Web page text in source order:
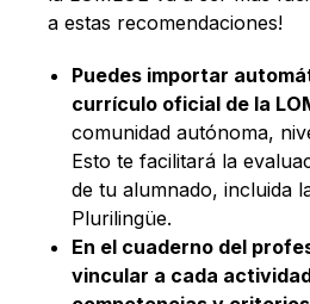
a estas recomendaciones!
Puedes importar
currículo oficial de la
comunidad autónoma,
Esto te facilitará la
de tu alumnado, incluida
Plurilingüe.
En el cuaderno del
vincular a cada